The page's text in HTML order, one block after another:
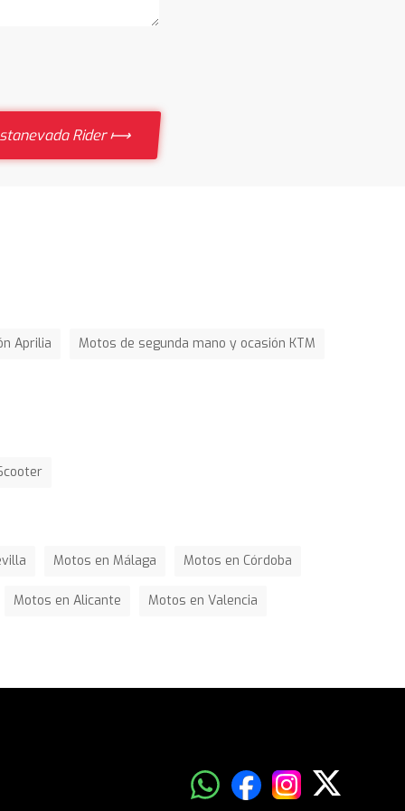
Rider ⟼
Aprilia Motos de segunda mano y ocasión KTM
Motos en Málaga Motos en Córdoba
Motos en Alicante Motos en Valencia